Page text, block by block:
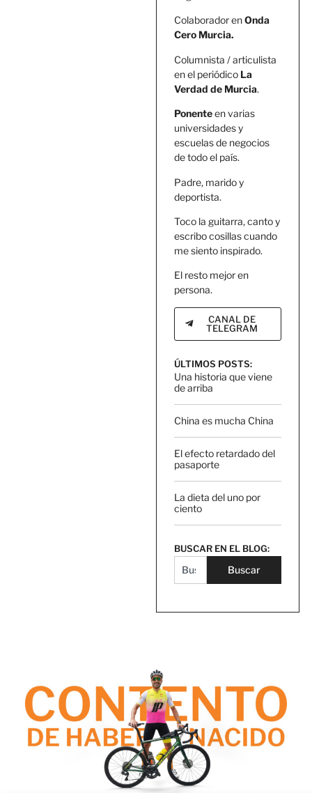
Colaborador enOnda
Cero Murcia.
Columnista / articulista
en el periódico La
Verdad de Murcia.
Ponenteen varias
universidades y
escuelas de negocios
de todo el país.
Padre, marido y
deportista.
Toco la guitarra, canto y
escribo cosillas cuando
me siento inspirado.
El resto mejor en
persona.
CANAL DE
TELEGRAM
ÚLTIMOS POSTS:
Una historia que viene
de arriba
China es mucha China
El efecto retardado del
pasaporte
La dieta del uno por
ciento
BUSCAR EN EL BLOG:
Buscar